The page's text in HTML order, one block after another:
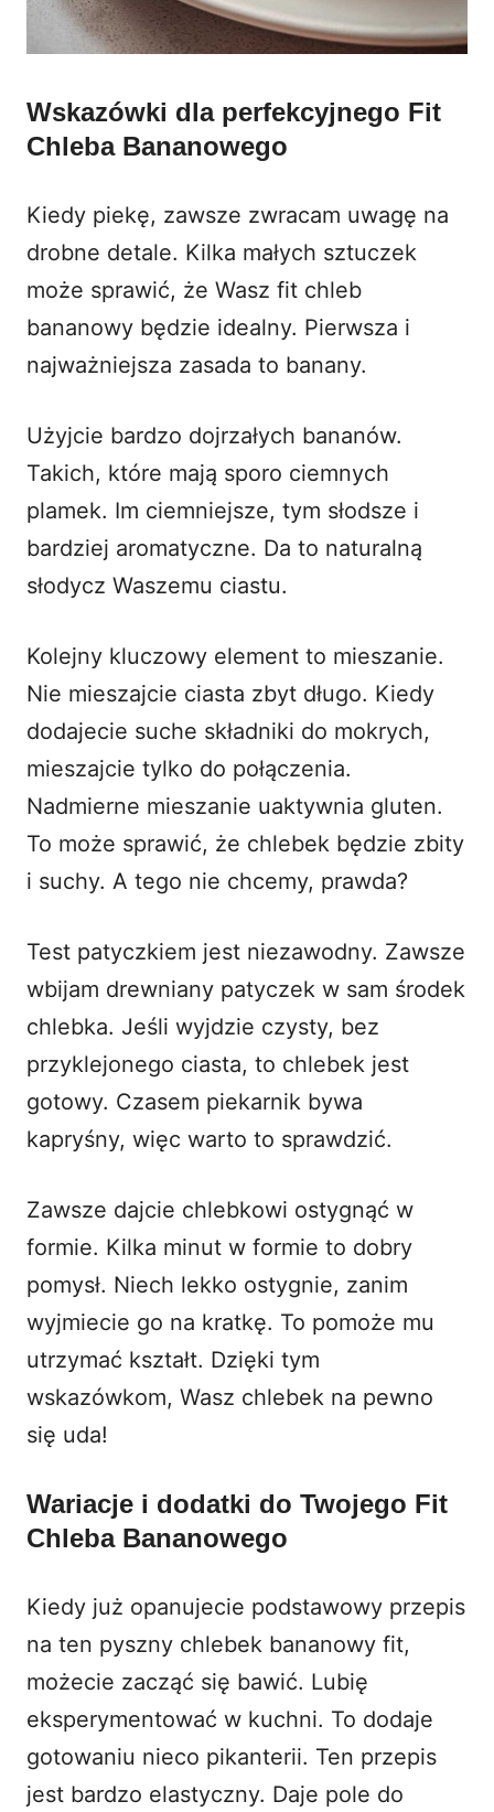
Wskazówki dla perfekcyjnego Fit
Chleba Bananowego
Kiedy piekę, zawsze zwracam uwagę na
drobne detale. Kilka małych sztuczek
może sprawić, że Wasz fit chleb
bananowy będzie idealny. Pierwsza i
najważniejsza zasada to banany.
Użyjcie bardzo dojrzałych bananów.
Takich, które mają sporo ciemnych
plamek. Im ciemniejsze, tym słodsze i
bardziej aromatyczne. Da to naturalną
słodycz Waszemu ciastu.
Kolejny kluczowy element to mieszanie.
Nie mieszajcie ciasta zbyt długo. Kiedy
dodajecie suche składniki do mokrych,
mieszajcie tylko do połączenia.
Nadmierne mieszanie uaktywnia gluten.
To może sprawić, że chlebek będzie zbity
i suchy. A tego nie chcemy, prawda?
Test patyczkiem jest niezawodny. Zawsze
wbijam drewniany patyczek w sam środek
chlebka. Jeśli wyjdzie czysty, bez
przyklejonego ciasta, to chlebek jest
gotowy. Czasem piekarnik bywa
kapryśny, więc warto to sprawdzić.
Zawsze dajcie chlebkowi ostygnąć w
formie. Kilka minut w formie to dobry
pomysł. Niech lekko ostygnie, zanim
wyjmiecie go na kratkę. To pomoże mu
utrzymać kształt. Dzięki tym
wskazówkom, Wasz chlebek na pewno
się uda!
Wariacje i dodatki do Twojego Fit
Chleba Bananowego
Kiedy już opanujecie podstawowy przepis
na ten pyszny chlebek bananowy fit,
możecie zacząć się bawić. Lubię
eksperymentować w kuchni. To dodaje
gotowaniu nieco pikanterii. Ten przepis
jest bardzo elastyczny. Daje pole do